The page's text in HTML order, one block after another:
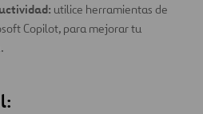
utilice herramientas de
Copilot, para mejorar tu